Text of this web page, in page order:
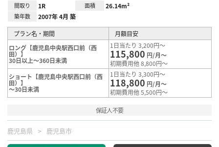
間取り 1R 面積 26.14m²
築年数 2007年 4月 築
プラン名・期間
月額目安
ロング【鹿児島中央駅西口前（西
田）】
30日以上～360日未満
1日当たり 3,200円～
115,800 円/月～
初期費用他 8,800円～
ショート【鹿児島中央駅西口前（西
田）】
～30日未満
1日当たり 3,300円～
118,800 円/月～
初期費用他 5,500円～
保証人不要
鹿児島県 鹿児島市